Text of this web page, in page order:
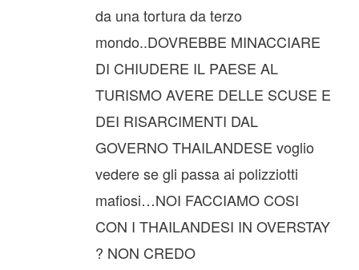
da una tortura da terzo
mondo..DOVREBBE MINACCIARE
DI CHIUDERE IL PAESE AL
TURISMO AVERE DELLE SCUSE E
DEI RISARCIMENTI DAL
GOVERNO THAILANDESE voglio
vedere se gli passa ai polizziotti
mafiosi…NOI FACCIAMO COSI
CON I THAILANDESI IN OVERSTAY
? NON CREDO